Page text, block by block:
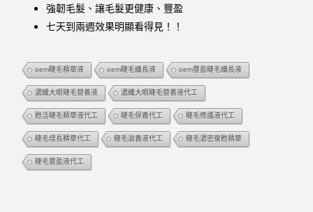
強韌毛髮、讓毛髮更健康、豐盈
七天到兩週效果明顯看得見！！
oem睫毛精華液 oem睫毛纖長液 oem豐盈睫毛纖長液
濃纖大眼睫毛營養液 濃纖大眼睫毛營養液代工
甦活睫毛精華液代工 睫毛保養代工 睫毛修護液代工
睫毛增長精華代工 睫毛滋養液代工 睫毛濃密復甦精華
睫毛豐盈液代工